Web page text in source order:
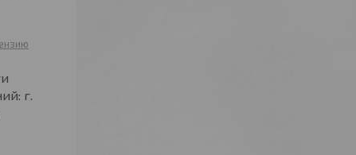
г.